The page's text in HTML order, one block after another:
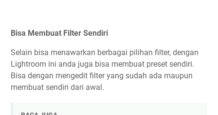
Bisa Membuat Filter Sendiri
Selain bisa menawarkan berbagai pilihan filter, dengan
Lightroom ini anda juga bisa membuat preset sendiri.
Bisa dengan mengedit filter yang sudah ada maupun
membuat sendiri dari awal.